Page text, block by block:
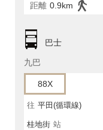
距離 0.9km
巴士
九巴
88X
往 平田(循環線)
桂地街 站